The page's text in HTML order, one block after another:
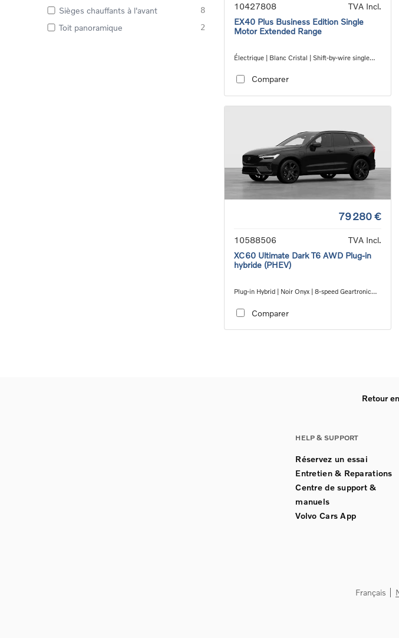
Sièges chauffants à l'avant 8
Toit panoramique 2
10427808
TVA Incl.
EX40 Plus Business Edition Single
Motor Extended Range
Électrique | Blanc Cristal | Shift-by-wire single
Comparer
79 280 €
10588506
TVA Incl.
XC60 Ultimate Dark T6 AWD Plug-in
hybride (PHEV)
Plug-in Hybrid | Noir Onyx | 8-speed Geartronic™
Comparer
Retour
HELP & SUPPORT
Réservez un essai
Entretien & Reparations
Centre de support &
manuels
Volvo Cars App
Français